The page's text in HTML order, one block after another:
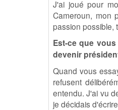
J'ai joué pour
Cameroun, mon
passion possible,
Est-ce que
devenir
Quand vous
refusent
entendu. J'ai vu
je décidais